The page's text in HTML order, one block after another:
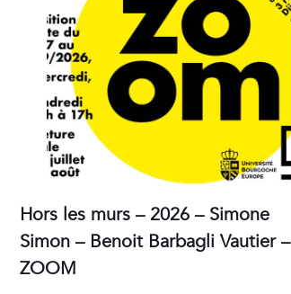
Hors les murs – 2026 – Simone
Simon – Benoit Barbagli Vautier –
ZOOM